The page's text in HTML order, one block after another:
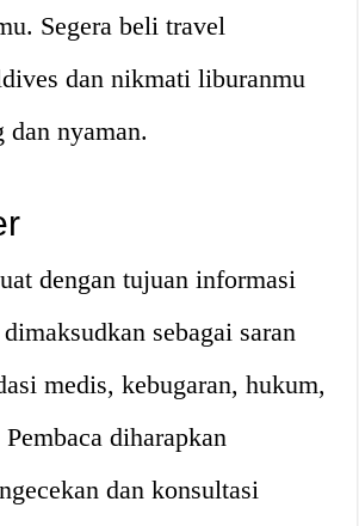
Segera beli travel
dan nikmati liburanmu
dan nyaman.
dengan tujuan informasi
sebagai saran
medis, kebugaran, hukum,
diharapkan
dan konsultasi